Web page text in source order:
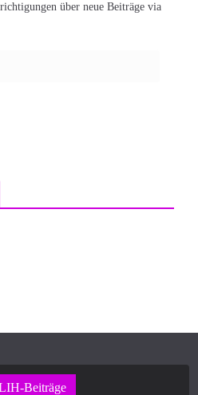
über neue Beiträge via
Beiträge